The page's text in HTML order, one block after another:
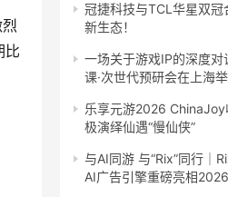
比
冠捷科技与TCL华星双冠
新生态！
一场关于游戏IP的深度
课·次世代预研会在上海
乐享元游2026
极演绎仙遇“慢仙侠”
与AI同游 与“Rix”同行｜
AI广告引擎重磅亮相